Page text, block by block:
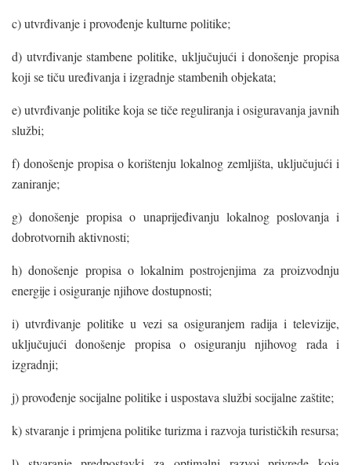
c) utvrđivanje i provođenje kulturne politike;
d) utvrđivanje stambene politike, uključujući i donošenje propisa
koji se tiču uređivanja i izgradnje stambenih objekata;
e) utvrđivanje politike koja se tiče reguliranja i osiguravanja javnih
službi;
f) donošenje propisa o korištenju lokalnog zemljišta, uključujući i
zaniranje;
g) donošenje propisa o unaprijeđivanju lokalnog poslovanja i
dobrotvornih aktivnosti;
h) donošenje propisa o lokalnim postrojenjima za proizvodnju
energije i osiguranje njihove dostupnosti;
i) utvrđivanje politike u vezi sa osiguranjem radija i televizije,
uključujući donošenje propisa o osiguranju njihovog rada i
izgradnji;
j) provođenje socijalne politike i uspostava službi socijalne zaštite;
k) stvaranje i primjena politike turizma i razvoja turističkih resursa;